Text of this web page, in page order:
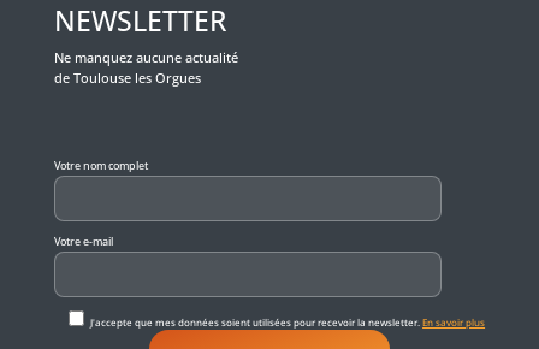
NEWSLETTER
Ne manquez aucune actualité
de Toulouse les Orgues
Votre nom complet
Votre e-mail
J'accepte que mes données soient utilisées pour recevoir la newsletter.En savoir plus